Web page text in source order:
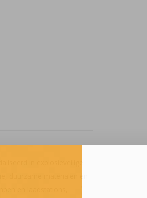
duurzame materialen en
en laadstations,